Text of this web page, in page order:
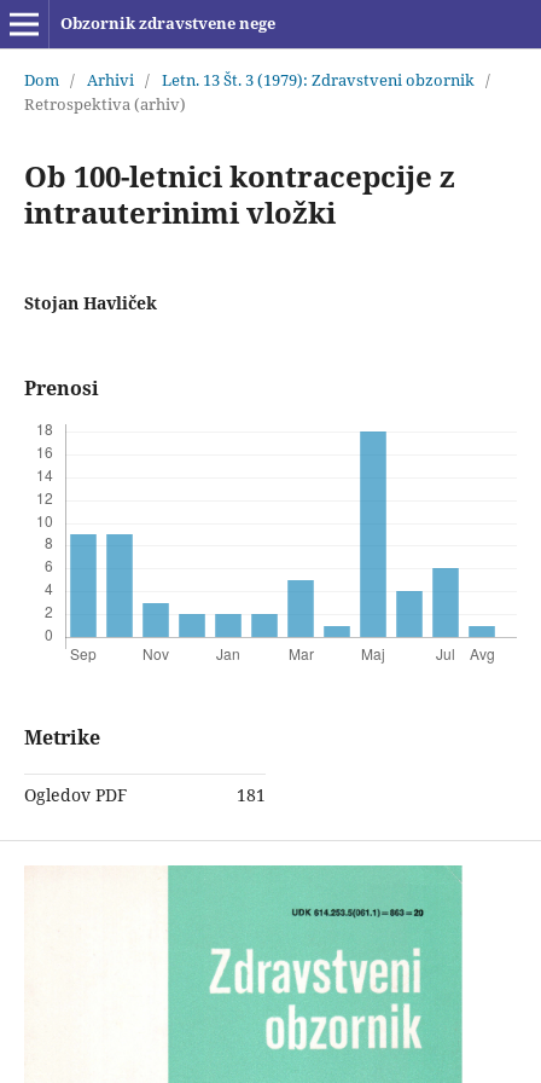
Obzornik zdravstvene nege
Dom / Arhivi / Letn. 13 Št. 3 (1979): Zdravstveni obzornik /
Retrospektiva (arhiv)
Ob 100-letnici kontracepcije z
intrauterinimi vložki
Stojan Havliček
Prenosi
Metrike
Ogledov PDF 181